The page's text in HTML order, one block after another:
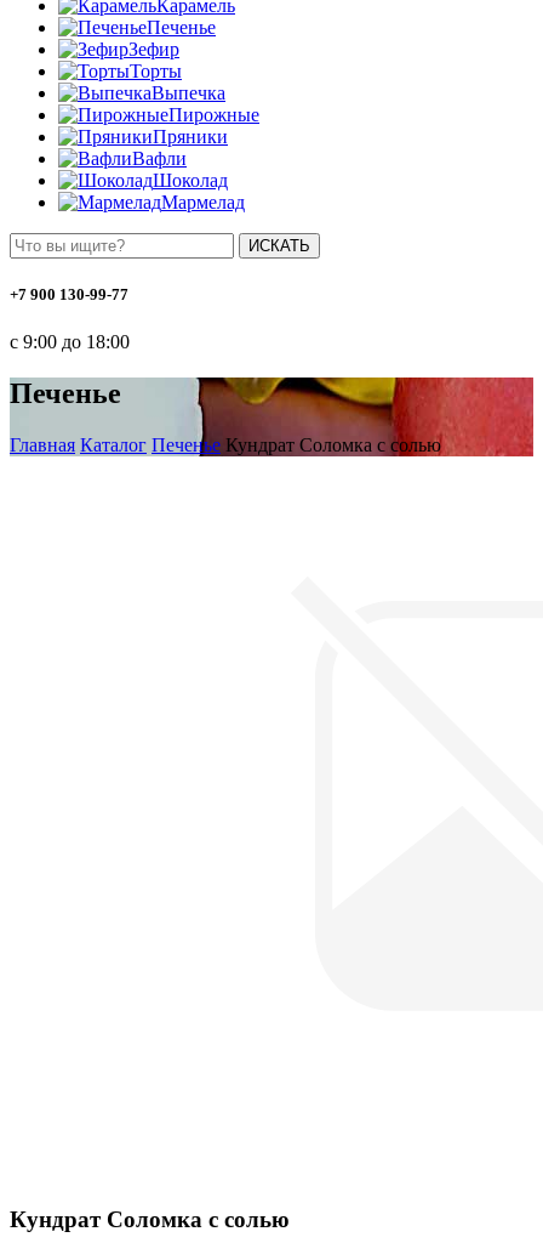
Карамель
Печенье
Зефир
Торты
Выпечка
Пирожные
Пряники
Вафли
Шоколад
Мармелад
ИСКАТЬ
+7 900 130-99-77
с 9:00 до 18:00
Печенье
Главная Каталог Печенье Кундрат Соломка с солью
Кундрат Соломка с солью